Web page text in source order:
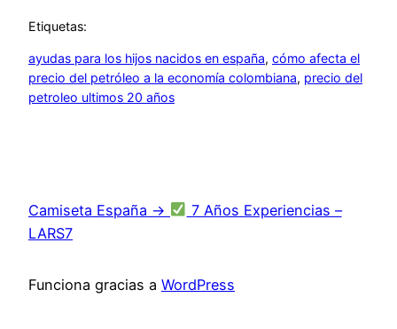
Etiquetas:
ayudas para los hijos nacidos en españa, cómo afecta el
precio del petróleo a la economía colombiana, precio del
petroleo ultimos 20 años
Camiseta España →
7 Años Experiencias –
LARS7
Funciona gracias a WordPress